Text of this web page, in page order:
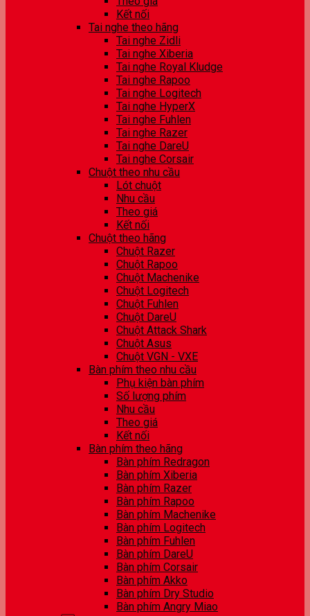
Kết nối
Tai nghe theo hãng
Tai nghe Zidli
Tai nghe Xiberia
Tai nghe Royal Kludge
Tai nghe Rapoo
Tai nghe Logitech
Tai nghe HyperX
Tai nghe Fuhlen
Tai nghe Razer
Tai nghe DareU
Tai nghe Corsair
Chuột theo nhu cầu
Lót chuột
Nhu cầu
Theo giá
Kết nối
Chuột theo hãng
Chuột Razer
Chuột Rapoo
Chuột Machenike
Chuột Logitech
Chuột Fuhlen
Chuột DareU
Chuột Attack Shark
Chuột Asus
Chuột VGN - VXE
Bàn phím theo nhu cầu
Phụ kiện bàn phím
Số lượng phím
Nhu cầu
Theo giá
Kết nối
Bàn phím theo hãng
Bàn phím Redragon
Bàn phím Xiberia
Bàn phím Razer
Bàn phím Rapoo
Bàn phím Machenike
Bàn phím Logitech
Bàn phím Fuhlen
Bàn phím DareU
Bàn phím Corsair
Bàn phím Akko
Bàn phím Dry Studio
Bàn phím Angry Miao